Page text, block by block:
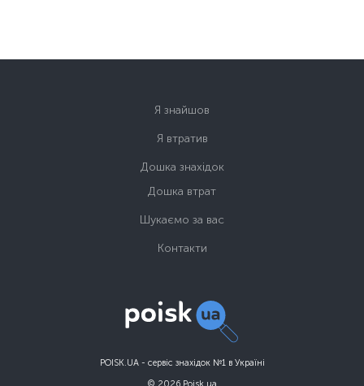
POISK.UA - сервіс знахідок №1 в Україні
Я знайшов
Я втратив
Дошка знахідок
Дошка втрат
Шукаємо за вас
Контакти